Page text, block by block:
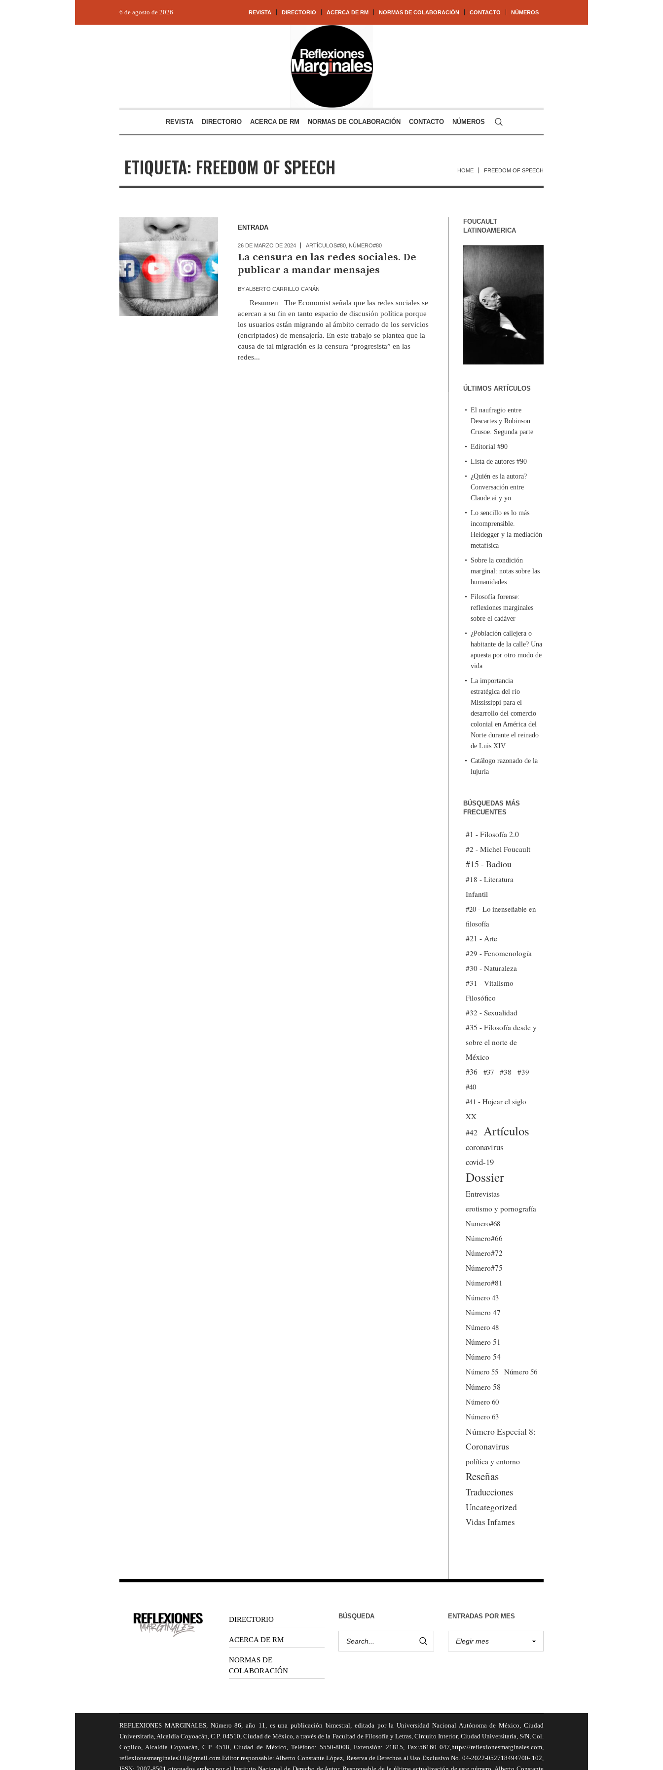
REVISTA DIRECTORIO ACERCA DE RM NORMAS DE COLABORACIÓN CONTACTO NÚMEROS
6 de agosto de 2026
REVISTA DIRECTORIO ACERCA DE RM NORMAS DE COLABORACIÓN CONTACTO NÚMEROS
ETIQUETA: FREEDOM OF SPEECH HOME FREEDOM OF SPEECH
ENTRADA
26 DE MARZO DE 2024 ARTÍCULOS#80, NÚMERO#80
La censura en las redes sociales. De
publicar a mandar mensajes
BYALBERTO CARRILLO CANÁN
Resumen The Economist señala que las redes sociales se
acercan a su fin en tanto espacio de discusión política porque
los usuarios están migrando al ámbito cerrado de los servicios
(encriptados) de mensajería. En este trabajo se plantea que la
causa de tal migración es la censura “progresista” en las
redes...
FOUCAULT
LATINOAMERICA
ÚLTIMOS ARTÍCULOS
El naufragio entre
Descartes y Robinson
Crusoe. Segunda parte
Editorial #90
Lista de autores #90
¿Quién es la autora?
Conversación entre
Claude.ai y yo
Lo sencillo es lo más
incomprensible.
Heidegger y la mediación
metafísica
Sobre la condición
marginal: notas sobre las
humanidades
Filosofía forense:
reflexiones marginales
sobre el cadáver
¿Población callejera o
habitante de la calle? Una
apuesta por otro modo de
vida
La importancia
estratégica del río
Mississippi para el
desarrollo del comercio
colonial en América del
Norte durante el reinado
de Luis XIV
Catálogo razonado de la
lujuria
BÚSQUEDAS MÁS
FRECUENTES
#1 - Filosofía 2.0
#2 - Michel Foucault
#15 - Badiou
#18 - Literatura
Infantil
#20 - Lo inenseñable en
filosofía
#21 - Arte
#29 - Fenomenología
#30 - Naturaleza
#31 - Vitalismo
Filosófico
#32 - Sexualidad
#35 - Filosofía desde y
sobre el norte de
México
#36
#37 #38
#39
#40
#41 - Hojear el siglo
XX
#42
Artículos
coronavirus
covid-19
Dossier
Entrevistas
erotismo y pornografía
Numero#68
Número#66
Número#72
Número#75
Número#81
Número 43
Número 47
Número 48
Número 51
Número 54
Número 55
Número 56
Número 58
Número 60
Número 63
Número Especial 8:
Coronavirus
política y entorno
Reseñas
Traducciones
Uncategorized
Vidas Infames
DIRECTORIO
ACERCA DE RM
NORMAS DE
COLABORACIÓN
BÚSQUEDA ENTRADAS POR MES
REFLEXIONES MARGINALES, Número 86, año 11, es una publicación bimestral, editada por la Universidad Nacional Autónoma de México, Ciudad
Universitaria, Alcaldía Coyoacán, C.P. 04510, Ciudad de México, a través de la Facultad de Filosofía y Letras, Circuito Interior, Ciudad Universitaria, S/N, Col.
Copilco, Alcaldía Coyoacán, C.P. 4510, Ciudad de México, Teléfono: 5550-8008, Extensión: 21815, Fax:56160 047,https://reflexionesmarginales.com,
reflexionesmarginales3.0@gmail.com Editor responsable: Alberto Constante López, Reserva de Derechos al Uso Exclusivo No. 04-2022-052718494700- 102,